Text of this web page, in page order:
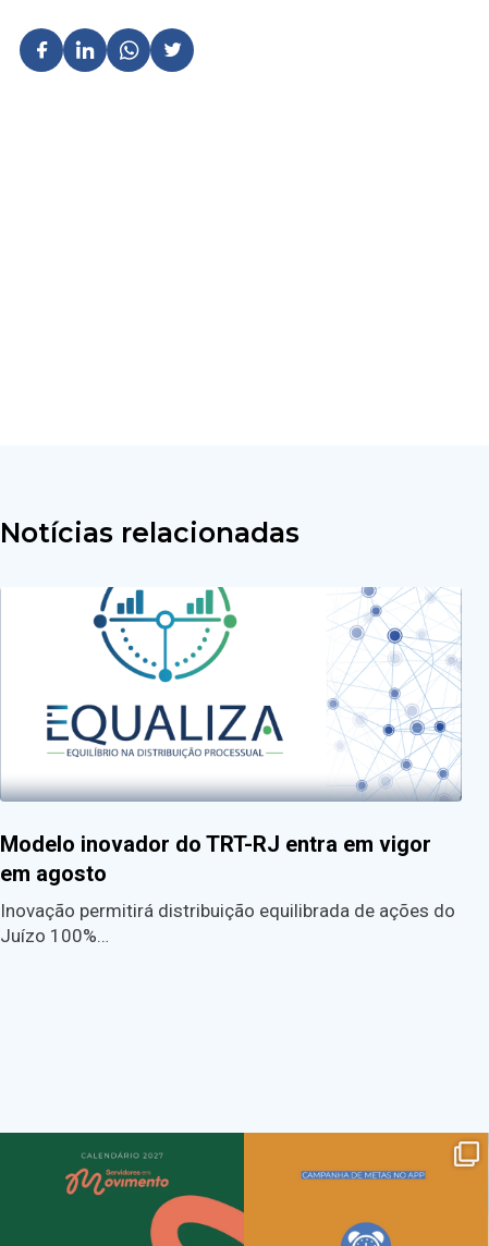
Notícias relacionadas
Modelo inovador do TRT-RJ entra em vigor
em agosto
Inovação permitirá distribuição equilibrada de ações do
Juízo 100%…